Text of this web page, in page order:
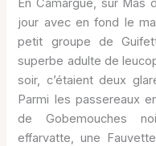
jour avec en fond le
petit groupe de
superbe adulte de
soir, c’étaient deux
Parmi les passereaux
de Gobemouches
effarvatte, une